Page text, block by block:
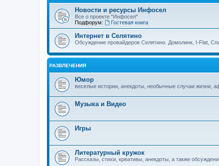
Новости и ресурсы Инфосел
Все о проекте "Инфосел"
Подфорум:
Гостевая книга
Интернет в Селятино
Обсуждение провайдеров Селятино. Домолинк, I-Flat,
РАЗВЛЕЧЕНИЯ
Юмор
веселые истории, анекдоты, необычные случаи жизни,
Музыка и Видео
Игры
Литературный кружок
Рассказы, стихи, креативы, анекдоты, а также